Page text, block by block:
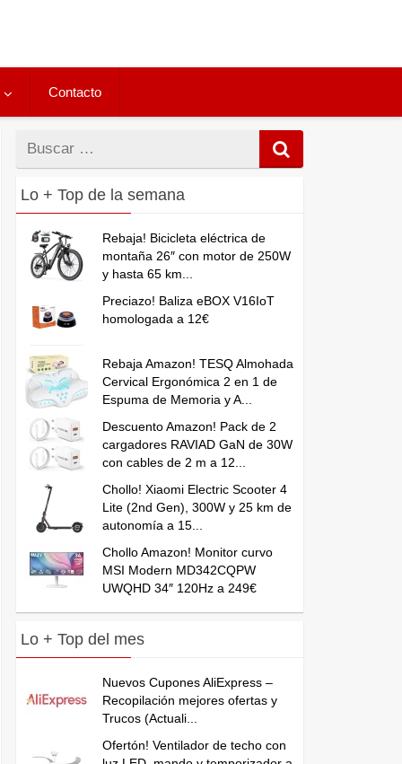
Contacto
Buscar
por
Lo + Top de la semana
Rebaja! Bicicleta eléctrica de
montaña 26″ con motor de 250W
y hasta 65 km...
Preciazo! Baliza eBOX V16IoT
homologada a 12€
Rebaja Amazon! TESQ Almohada
Cervical Ergonómica 2 en 1 de
Espuma de Memoria y A...
Descuento Amazon! Pack de 2
cargadores RAVIAD GaN de 30W
con cables de 2 m a 12...
Chollo! Xiaomi Electric Scooter 4
Lite (2nd Gen), 300W y 25 km de
autonomía a 15...
Chollo Amazon! Monitor curvo
MSI Modern MD342CQPW
UWQHD 34″ 120Hz a 249€
Lo + Top del mes
Nuevos Cupones AliExpress –
Recopilación mejores ofertas y
Trucos (Actuali...
Ofertón! Ventilador de techo con